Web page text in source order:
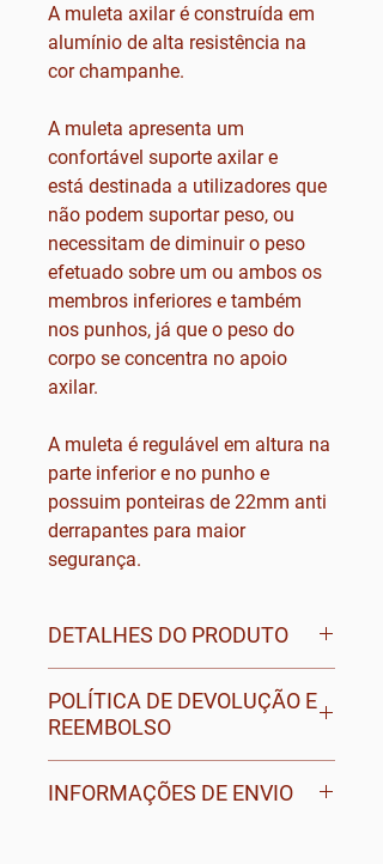
A muleta axilar é construída em
alumínio de alta resistência na
cor champanhe.
A muleta apresenta um
confortável suporte axilar e
está destinada a utilizadores que
não podem suportar peso, ou
necessitam de diminuir o peso
efetuado sobre um ou ambos os
membros inferiores e também
nos punhos, já que o peso do
corpo se concentra no apoio
axilar.
A muleta é regulável em altura na
parte inferior e no punho e
possuim ponteiras de 22mm anti
derrapantes para maior
segurança.
DETALHES DO PRODUTO
Ajuste da altura do punho à axila
de 110 a 135 cm
Peso máximo do utilizador: 100
kg
POLÍTICA DE DEVOLUÇÃO E
REEMBOLSO
sobre as nossas políticas de
INFORMAÇÕES DE ENVIO